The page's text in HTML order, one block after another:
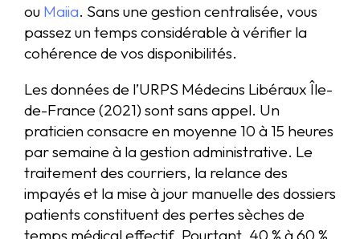
ou Maiia. Sans une gestion centralisée, vous
passez un temps considérable à vérifier la
cohérence de vos disponibilités.
Les données de l’URPS Médecins Libéraux Île-
de-France (2021) sont sans appel. Un
praticien consacre en moyenne 10 à 15 heures
par semaine à la gestion administrative. Le
traitement des courriers, la relance des
impayés et la mise à jour manuelle des dossiers
patients constituent des pertes sèches de
temps médical effectif. Pourtant, 40 % à 60 %